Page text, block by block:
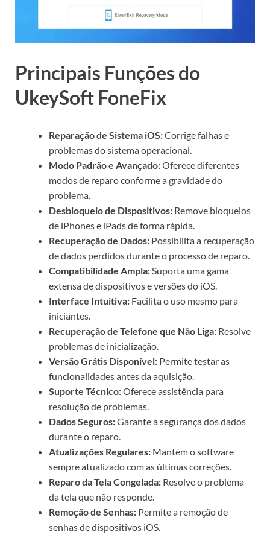
Principais Funções do
UkeySoft FoneFix
Reparação de Sistema iOS:Corrige falhas e
problemas do sistema operacional.
Modo Padrão e Avançado:Oferece diferentes
modos de reparo conforme a gravidade do
problema.
Desbloqueio de Dispositivos: Remove bloqueios
de iPhones e iPads de forma rápida.
Recuperação de Dados: Possibilita a recuperação
de dados perdidos durante o processo de reparo.
Compatibilidade Ampla:Suporta uma gama
extensa de dispositivos e versões do iOS.
Interface Intuitiva: Facilita o uso mesmo para
iniciantes.
Recuperação de Telefone que Não Liga: Resolve
problemas de inicialização.
Versão Grátis Disponível: Permite testar as
funcionalidades antes da aquisição.
Suporte Técnico:Oferece assistência para
resolução de problemas.
Dados Seguros:Garante a segurança dos dados
durante o reparo.
Atualizações Regulares: Mantém o software
sempre atualizado com as últimas correções.
Reparo da Tela Congelada: Resolve o problema
da tela que não responde.
Remoção de Senhas: Permite a remoção de
senhas de dispositivos iOS.